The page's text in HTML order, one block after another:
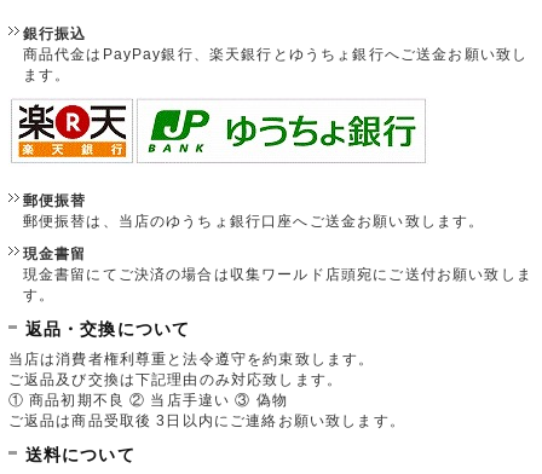
銀行振込
商品代金はPayPay銀行、楽天銀行とゆうちょ銀行へご送金お願い致し
ます。
郵便振替
郵便振替は、当店のゆうちょ銀行口座へご送金お願い致します。
現金書留
現金書留にてご決済の場合は収集ワールド店頭宛にご送付お願い致しま
す。
返品・交換について
当店は消費者権利尊重と法令遵守を約束致します。
ご返品及び交換は下記理由のみ対応致します。
① 商品初期不良 ② 当店手違い ③ 偽物
ご返品は商品受取後 3日以内にご連絡お願い致します。
送料について